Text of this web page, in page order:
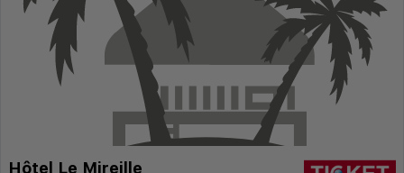
Hôtel Le Mireille